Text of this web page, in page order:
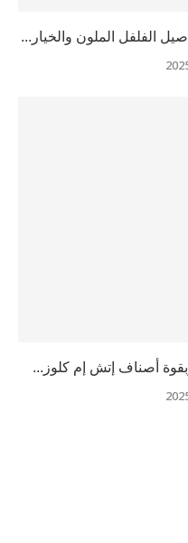
الفلفل الملون والخيار...
أصناف إتش إم كلوز...